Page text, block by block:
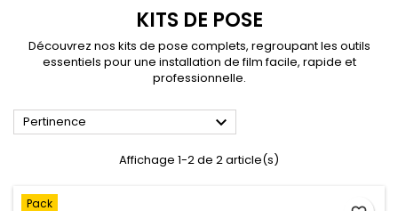
KITS DE POSE
Découvrez nos kits de pose complets, regroupant les outils
essentiels pour une installation de film facile, rapide et
professionnelle.
Pertinence 
Affichage 1-2 de 2 article(s)
Pack